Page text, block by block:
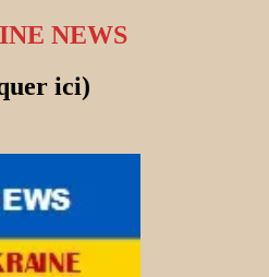
NEWS
ici)